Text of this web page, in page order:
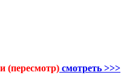
(пересмотр) смотреть >>>